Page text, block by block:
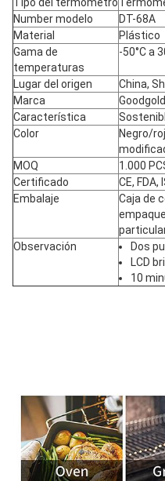
Number modelo
DT-68A
Material
Plástico
Gama de
temperaturas
-50°C a
Lugar del origen
China,
Marca
Característica
Color
Negro/
MOQ
1.000
Certificado
CE, FDA,
Embalaje
Caja de
Observación
Dos
LCD
10